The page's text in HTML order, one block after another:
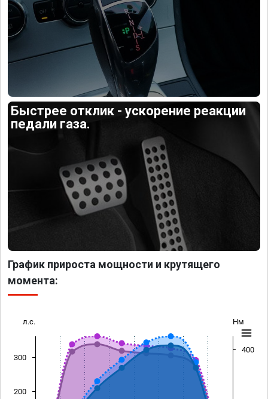
Быстрее отклик - ускорение реакции
педали газа.
График прироста мощности и крутящего
момента:
л.с. Нм
200
300
400